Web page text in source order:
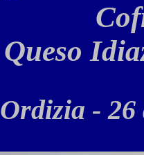
Queso
Ordizia - 26